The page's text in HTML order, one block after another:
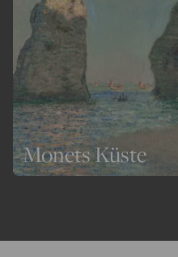
Monets Küste